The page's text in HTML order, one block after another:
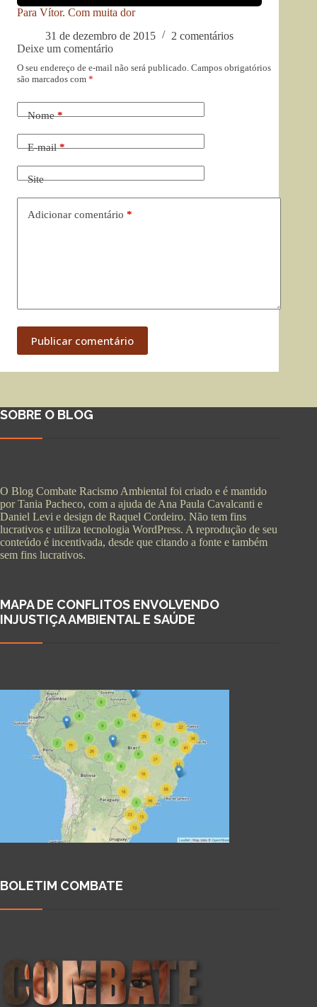
Para Vítor. Com muita dor
31 de dezembro de 2015
2 comentários
Deixe um comentário
O seu endereço de e-mail não será publicado. Campos obrigatórios
são marcados com *
Nome*
E-mail*
Site
Adicionar comentário *
Publicar comentário
SOBRE O BLOG
O Blog Combate Racismo Ambiental foi criado e é mantido
por Tania Pacheco, com a ajuda de Ana Paula Cavalcanti e
Daniel Levi e design de Raquel Cordeiro. Não tem fins
lucrativos e utiliza tecnologia WordPress. A reprodução de seu
conteúdo é incentivada, desde que citando a fonte e também
sem fins lucrativos.
MAPA DE CONFLITOS ENVOLVENDO
INJUSTIÇA AMBIENTAL E SAÚDE
BOLETIM COMBATE